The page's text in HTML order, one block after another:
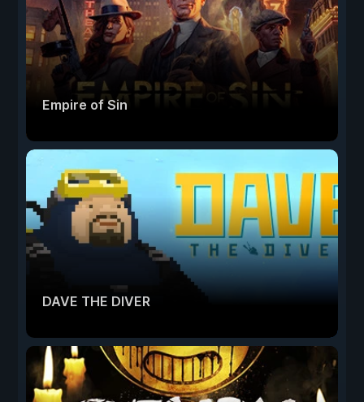
Empire of Sin
DAVE THE DIVER